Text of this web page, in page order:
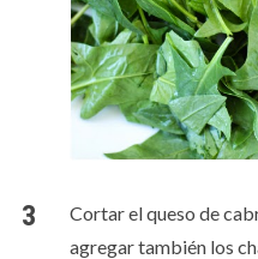
Cortar el queso de
agregar también los